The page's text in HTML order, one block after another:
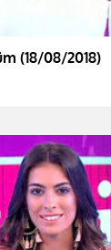
(18/08/2018)